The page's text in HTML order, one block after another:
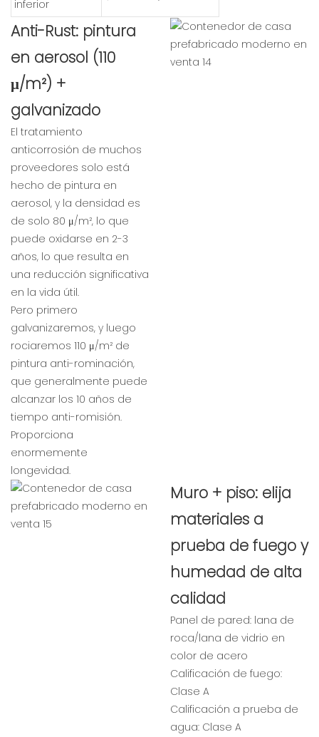
inferior
Anti-Rust: pintura
en aerosol (110
μ/m²) +
galvanizado
El tratamiento
anticorrosión de muchos
proveedores solo está
hecho de pintura en
aerosol, y la densidad es
de solo 80 μ/m², lo que
puede oxidarse en 2-3
años, lo que resulta en
una reducción significativa
en la vida útil.
Pero primero
galvanizaremos, y luego
rociaremos 110 μ/m² de
pintura anti-rominación,
que generalmente puede
alcanzar los 10 años de
tiempo anti-romisión.
Proporciona
enormemente
longevidad.
Muro + piso: elija
materiales a
prueba de fuego y
humedad de alta
calidad
Panel de pared: lana de
roca/lana de vidrio en
color de acero
Calificación de fuego:
Clase A
Calificación a prueba de
agua: Clase A